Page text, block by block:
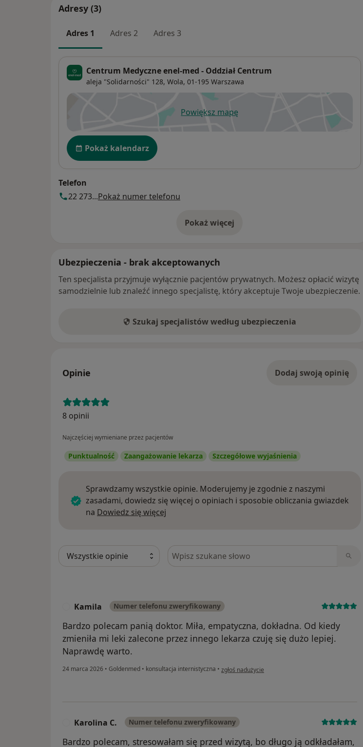
Adresy (3)
Adres 1 Adres 2 Adres 3
Centrum Medyczne enel-med - Oddział Centrum
aleja "Solidarności" 128, Wola, 01-195 Warszawa
Powiększ mapęotwiera się w nowej karcie
Dostępność
Pokaż kalendarz
Telefon
22 273...Pokaż numer telefonu
Pokaż więcej
o adresie
Ubezpieczenia - brak akceptowanych
Ten specjalista przyjmuje wyłącznie pacjentów prywatnych. Możesz opłacić wizytę
samodzielnie lub znaleźć innego specjalistę, który akceptuje Twoje ubezpieczenie.
Szukaj specjalistów według ubezpieczenia
Opinie Dodaj swoją opinię
8 opinii
Najczęściej wymieniane przez pacjentów
Punktualność Zaangażowanie lekarza Szczegółowe wyjaśnienia
Sprawdzamy wszystkie opinie. Moderujemy je zgodnie z naszymi
zasadami, dowiedz się więcej o opiniach i sposobie obliczania gwiazdek
na Dowiedz się więcej
Szukaj w opiniach
Kamila Numer telefonu zweryfikowany
Bardzo polecam panią doktor. Miła, empatyczna, dokładna. Od kiedy
zmieniła mi leki zalecone przez innego lekarza czuję się dużo lepiej.
Naprawdę warto.
24 marca 2026 • Goldenmed • konsultacja internistyczna • w opinii użytkownika Kamila
zgłoś nadużycie
Karolina C. Numer telefonu zweryfikowany
Bardzo polecam, stresowałam się przed wizytą, bo długo ją odkładałam,